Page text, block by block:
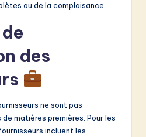
ou de la complaisance.
des
ne sont pas
matières premières. Pour les
incluent les